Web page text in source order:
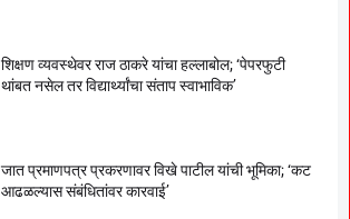
शिक्षण व्यवस्थेवर राज ठाकरे यांचा हल्लाबोल; ‘पेपरफुटी
थांबत नसेल तर विद्यार्थ्यांचा संताप स्वाभाविक’
जात प्रमाणपत्र प्रकरणावर विखे पाटील यांची भूमिका; ‘कट
आढळल्यास संबंधितांवर कारवाई’